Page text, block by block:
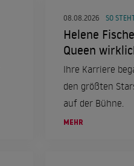
08.08.2026 SO
Helene
Queen
Ihre Karriere
den größten
auf der Bühne.
MEHR